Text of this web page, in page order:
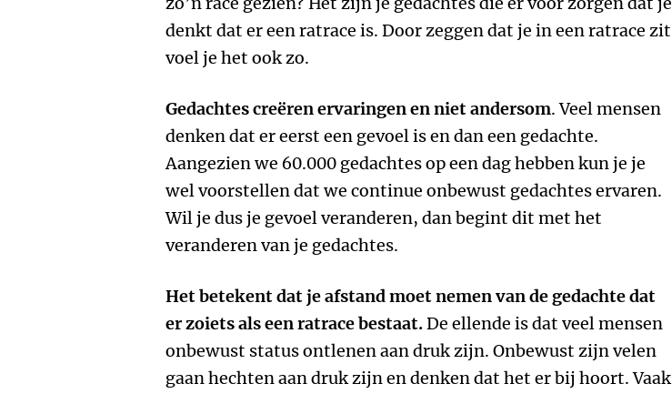
denkt dat er een ratrace is. Door zeggen dat je in een ratrace zit
voel je het ook zo.
Gedachtes creëren ervaringen en niet andersom. Veel mensen
denken dat er eerst een gevoel is en dan een gedachte.
Aangezien we 60.000 gedachtes op een dag hebben kun je je
wel voorstellen dat we continue onbewust gedachtes ervaren.
Wil je dus je gevoel veranderen, dan begint dit met het
veranderen van je gedachtes.
Het betekent dat je afstand moet nemen van de gedachte dat
er zoiets als een ratrace bestaat.De ellende is dat veel mensen
onbewust status ontlenen aan druk zijn. Onbewust zijn velen
gaan hechten aan druk zijn en denken dat het er bij hoort. Vaak